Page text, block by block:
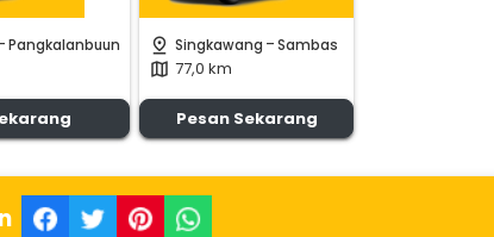
Pangkalanbuun pin_drop Singkawang -Sambas
map 77,0 km
Pesan Sekarang